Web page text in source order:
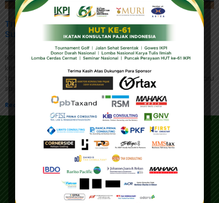
Trump Tolak Tawaran Tarif Nol dari India:
Sudah Terlambat
03/09/2025
IKPI, Jakarta: Presiden Amerika Serikat (AS) Donald Trump
kembali melontarkan kritik tajam terhadap India terkait isu
tarif perdagangan. Ia mengungkapkan bahwa New Delhi baru
saja
Read More »
Alamat
Alamat Utama :
Gedung IKPI, Jl. Condet Pejaten No. 3B
Pejaten Barat - Pasar Minggu
Jakarta Selatan 12510